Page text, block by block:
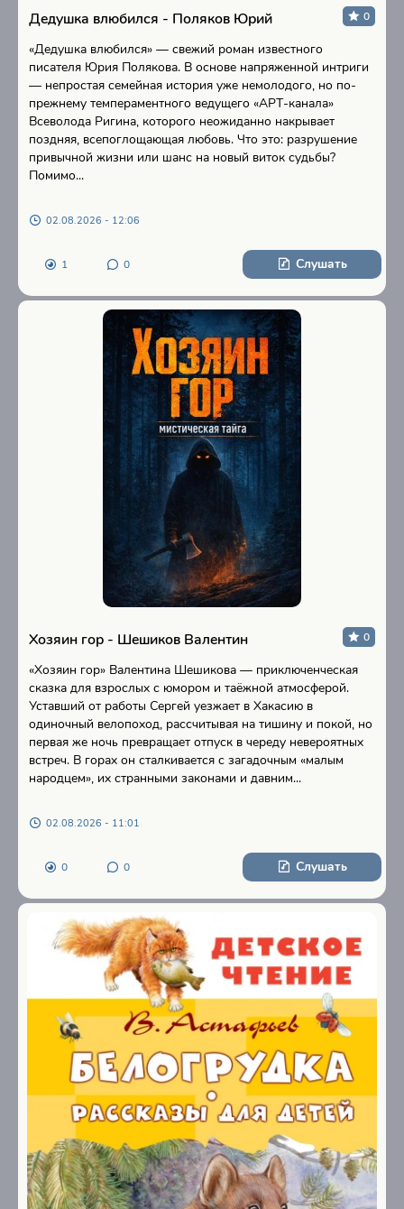
Дедушка влюбился - Поляков Юрий 0
«Дедушка влюбился» — свежий роман известного
писателя Юрия Полякова. В основе напряженной интриги
— непростая семейная история уже немолодого, но по-
прежнему темпераментного ведущего «АРТ-канала»
Всеволода Ригина, которого неожиданно накрывает
поздняя, всепоглощающая любовь. Что это: разрушение
привычной жизни или шанс на новый виток судьбы?
Помимо...
02.08.2026 - 12:06
1 0 Слушать
Хозяин гор - Шешиков Валентин 0
«Хозяин гор» Валентина Шешикова — приключенческая
сказка для взрослых с юмором и таёжной атмосферой.
Уставший от работы Сергей уезжает в Хакасию в
одиночный велопоход, рассчитывая на тишину и покой, но
первая же ночь превращает отпуск в череду невероятных
встреч. В горах он сталкивается с загадочным «малым
народцем», их странными законами и давним...
02.08.2026 - 11:01
0 0 Слушать